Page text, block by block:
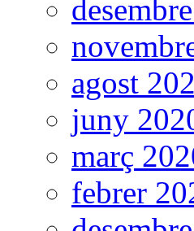
agost
juny
març
febrer